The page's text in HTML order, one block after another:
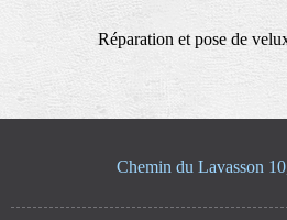
Réparation et pose de
Chemin du Lavasson